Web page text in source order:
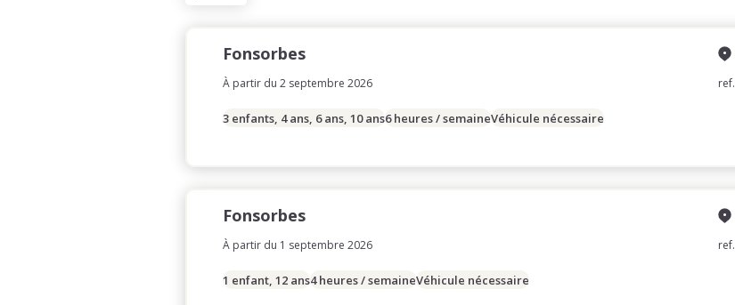
Fonsorbes
À partir du 2 septembre 2026
3 enfants, 4 ans, 6 ans, 10 ans6 heures / semaineVéhicule nécessaire
Fonsorbes
À partir du 1 septembre 2026
1 enfant, 12 ans4 heures / semaineVéhicule nécessaire